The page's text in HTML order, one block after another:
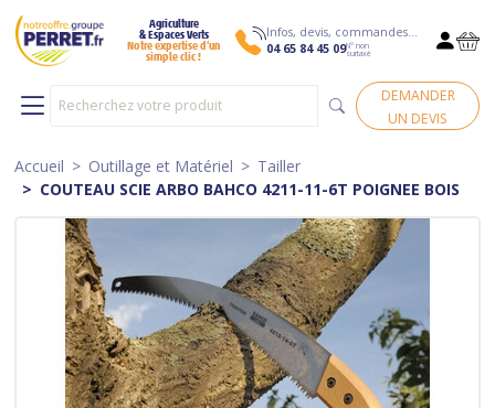
Agriculture
& Espaces Verts
Notre expertise d’un
simple clic !
Infos, devis, commandes…
04 65 84 45 09N° non
surtaxé
DEMANDER
UN DEVIS
Accueil Outillage et Matériel
Tailler
COUTEAU SCIE ARBO BAHCO 4211-11-6T POIGNEE BOIS